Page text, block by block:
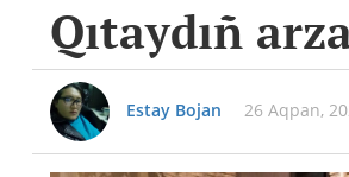
Qıtaydıñ
Estay Bojan 26 Aqpan,